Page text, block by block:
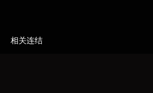
相关连结